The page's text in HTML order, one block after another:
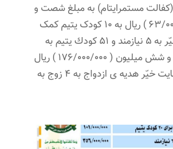
(کفالت مستمرایتام) به مبلغ شصت و
سه میلیون ( 63/000/000 ) ریال به 10 کودک یتیم کمک
شد . 2- با حمایت خیّر به 5 نیازمند و 51 كودك يتيم به
مبلغ يكصد و هفتاد و شش میلیون ( 176/000/000 ) ریال
کمک شد . 3- با حمایت خیّر هدیه ی ازدواج به 4 زوج به